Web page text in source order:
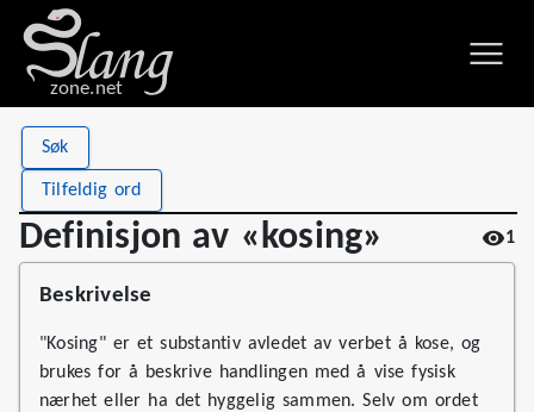
zone.net
Søk
Tilfeldig ord
Definisjon av «kosing» 1
Definisjon av «kosing»
Stat
Views
Definitions 1
2026
Beskrivelse
"Kosing" er et substantiv avledet av verbet å kose, og
brukes for å beskrive handlingen med å vise fysisk
nærhet eller ha det hyggelig sammen. Selv om ordet